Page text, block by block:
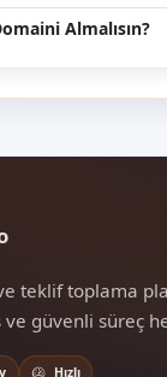
Almalısın?
teklif toplama
ve güvenli süreç
Hızlı